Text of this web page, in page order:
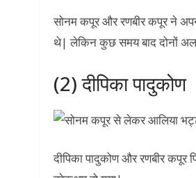
सोनम कपूर और रणबीर कपूर ने
थे| लेकिन कुछ समय बाद दोनों अलग
(2) दीपिका पादुकोण
दीपिका पादुकोण और रणबीर कपूर